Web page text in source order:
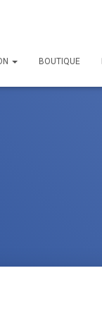
BOUTIQUE